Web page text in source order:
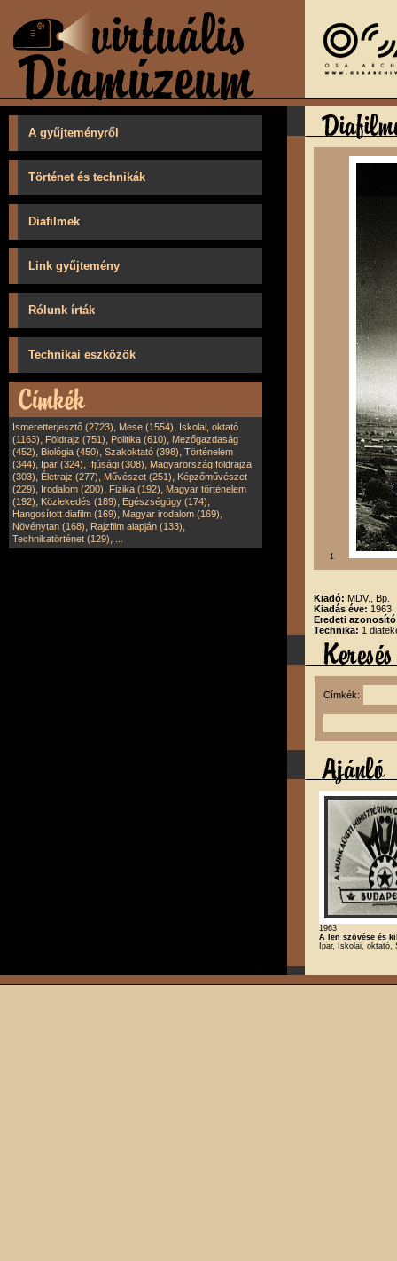
A gyűjteményről
Történet és technikák
Diafilmek
Link gyűjtemény
Rólunk írták
Technikai eszközök
Ismeretterjesztő (2723), Mese (1554), Iskolai, oktató
(1163), Földrajz (751), Politika (610), Mezőgazdaság
(452), Biológia (450), Szakoktató (398), Történelem
(344), Ipar (324), Ifjúsági (308), Magyarország földrajza
(303), Életrajz (277), Művészet (251), Képzőművészet
(229), Irodalom (200), Fizika (192), Magyar történelem
(192), Közlekedés (189), Egészségügy (174),
Hangosított diafilm (169), Magyar irodalom (169),
Növénytan (168), Rajzfilm alapján (133),
Technikatörténet (129),
1
Kiadó: MDV., Bp.
Kiadás éve: 1963
Eredeti
Technika: 1
Címkék:
1963
A len szövése és
Ipar, Iskolai, oktató,